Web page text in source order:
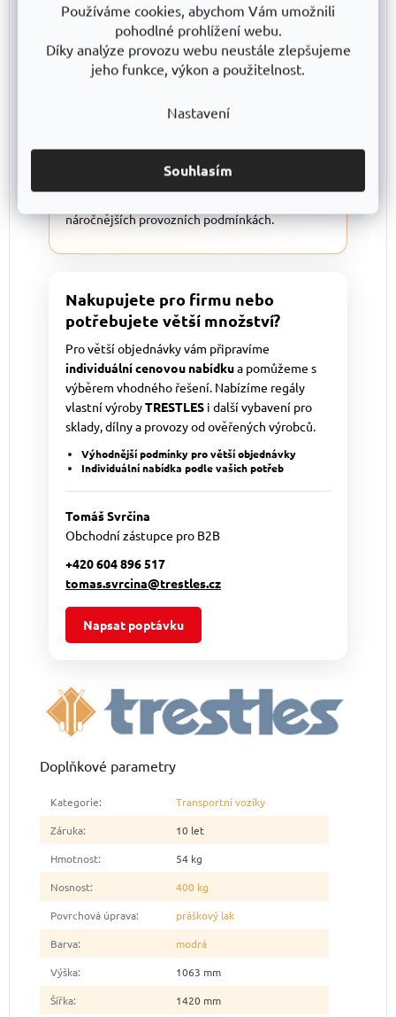
Používáme cookies, abychom Vám umožnili
pohodlné prohlížení webu.
Díky analýze provozu webu neustále zlepšujeme
jeho funkce, výkon a použitelnost.
Nastavení
Souhlasím
životnost a bezpečné používání . Plošinové
vozíky TRESTLES jsou navrženy pro každodenní
provoz ve skladech, dílnách, výrobě, obchodech
i logistice a vyvíjeny tak, aby nabídlystabilitu,
manipulaci s nákladem.
maximálním důrazem na precizní zpracování a
průběžnou kontrolu kvality, díky čemuž se na
náročnějších provozních podmínkách.
Nakupujete pro firmu nebo
potřebujete větší množství?
Pro větší objednávky vám připravíme
individuální cenovou nabídkua pomůžeme s
výběrem vhodného řešení. Nabízíme regály
vlastní výrobyTRESTLES i další vybavení pro
sklady, dílny a provozy od ověřených výrobců.
Výhodnější podmínky pro větší objednávky
Individuální nabídka podle vašich potřeb
Tomáš Svrčina
Obchodní zástupce pro B2B
+420 604 896 517
tomas.svrcina@trestles.cz
Napsat poptávku
Doplňkové parametry
Kategorie:
Transportní vozíky
Záruka:
10 let
Hmotnost:
54 kg
Nosnost:
400 kg
Povrchová úprava:
práškový lak
Barva:
modrá
Výška:
1063 mm
Šířka: 1420 mm